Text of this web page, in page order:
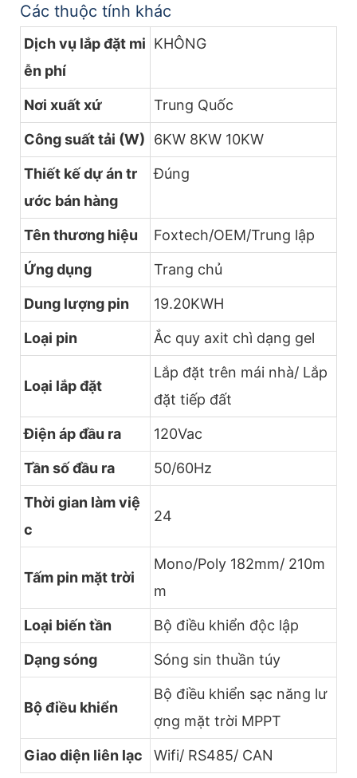
Các thuộc tính khác
Dịch vụ lắp đặt mi
ễn phí
KHÔNG
Nơi xuất xứ Trung Quốc
Công suất tải (W) 6KW 8KW 10KW
Thiết kế dự án tr
ước bán hàng
Đúng
Tên thương hiệu Foxtech/OEM/Trung lập
Ứng dụng Trang chủ
Dung lượng pin 19.20KWH
Loại pin Ắc quy axit chì dạng gel
Loại lắp đặt
Lắp đặt trên mái nhà/ Lắp
đặt tiếp đất
Điện áp đầu ra 120Vac
Tần số đầu ra 50/60Hz
Thời gian làm việ
c
24
Tấm pin mặt trời
Mono/Poly 182mm/ 210m
m
Loại biến tần Bộ điều khiển độc lập
Dạng sóng Sóng sin thuần túy
Bộ điều khiển
Bộ điều khiển sạc năng lư
ợng mặt trời MPPT
Giao diện liên lạc Wifi/ RS485/ CAN